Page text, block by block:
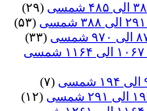
(۲۹)
(۵۳)
(۳۳)
(۷)
(۱۲)